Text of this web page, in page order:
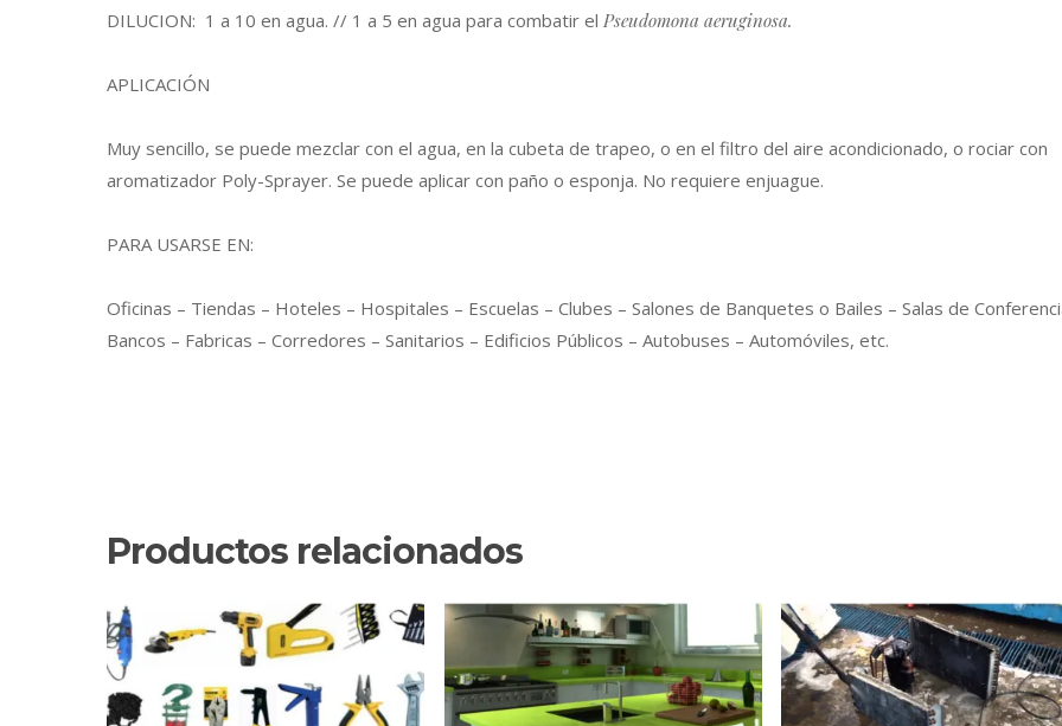
DILUCION: 1 a 10 en agua. // 1 a 5 en agua para combatir el Pseudomona aeruginosa.
APLICACIÓN
Muy sencillo, se puede mezclar con el agua, en la cubeta de trapeo, o en el filtro del aire acondicionado, o rociar con
aromatizador Poly-Sprayer. Se puede aplicar con paño o esponja. No requiere enjuague.
PARA USARSE EN:
Oficinas – Tiendas – Hoteles – Hospitales – Escuelas – Clubes – Salones de Banquetes o Bailes – Salas de
Bancos – Fabricas – Corredores – Sanitarios – Edificios Públicos – Autobuses – Automóviles, etc.
Productos relacionados